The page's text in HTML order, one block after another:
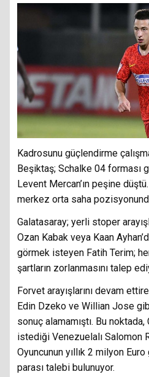
Kadrosunu güçlendirme
Beşiktaş; Schalke 04 forması
Levent Mercan’ın peşine
merkez orta saha
Galatasaray; yerli stoper
Ozan Kabak veya Kaan
görmek isteyen Fatih Terim;
şartların zorlanmasını talep
Forvet arayışlarını devam
Edin Dzeko ve Willian Jose
sonuç alamamıştı. Bu
istediği Venezuelalı Salomon
Oyuncunun yıllık 2 milyon
parası talebi bulunuyor.